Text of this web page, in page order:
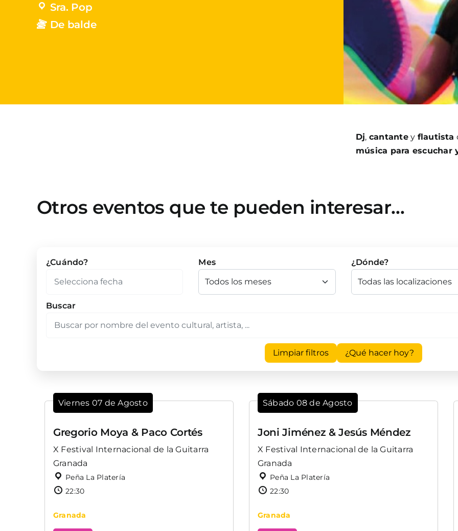
Sra. Pop
De balde
Dj, cantantey flautista
música para escuchar
Otros eventos que te pueden interesar…
¿Cuándo? Mes ¿Dónde?
Buscar
Limpiar filtros ¿Qué hacer hoy?
Viernes 07 de Agosto
Gregorio Moya & Paco Cortés
X Festival Internacional de la Guitarra
Granada
Peña La Platería
22:30
Granada
Sábado 08 de Agosto
Joni Jiménez & Jesús Méndez
X Festival Internacional de la Guitarra
Granada
Peña La Platería
22:30
Granada